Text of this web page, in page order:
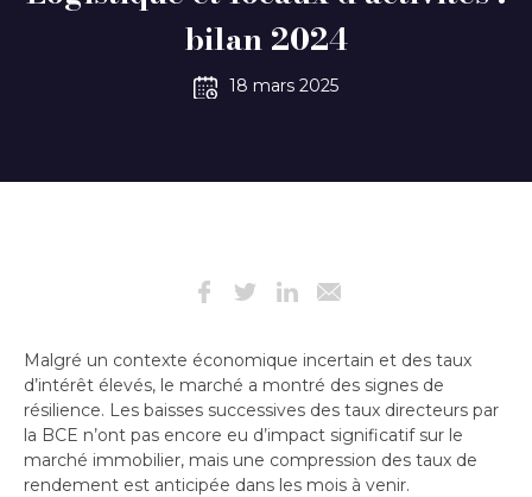
bilan 2024
18 mars 2025
Malgré un contexte économique incertain et des taux
d’intérêt élevés, le marché a montré des signes de
résilience. Les baisses successives des taux directeurs par
la BCE n’ont pas encore eu d’impact significatif sur le
marché immobilier, mais une compression des taux de
rendement est anticipée dans les mois à venir.